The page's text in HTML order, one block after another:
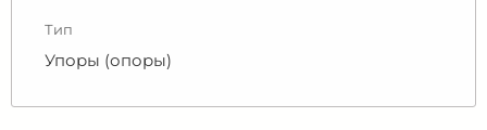
Тип
Упоры (опоры)